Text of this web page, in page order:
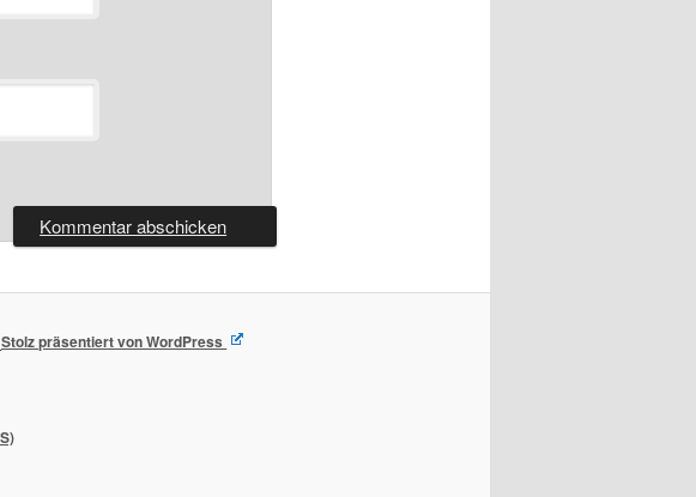
Stolz präsentiert von WordPress